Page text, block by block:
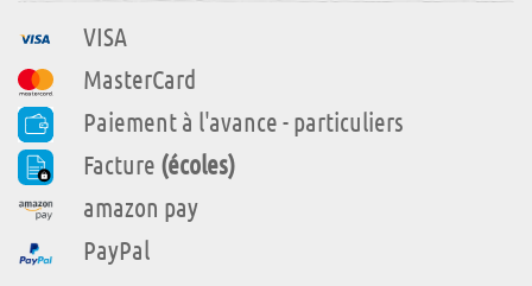
VISA
MasterCard
Paiement à l'avance - particuliers
Facture (écoles)
amazon pay
PayPal